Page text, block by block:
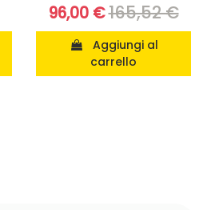
96,00 €165,52 €
carrello